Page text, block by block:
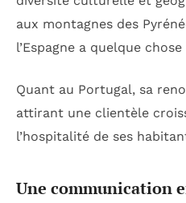
aux montagnes des
l’Espagne a quelque
Quant au Portugal, sa
attirant une clientèle
l’hospitalité de ses
Une communication